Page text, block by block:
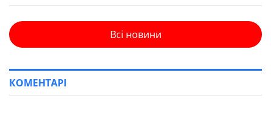
Всі новини
КОМЕНТАРІ